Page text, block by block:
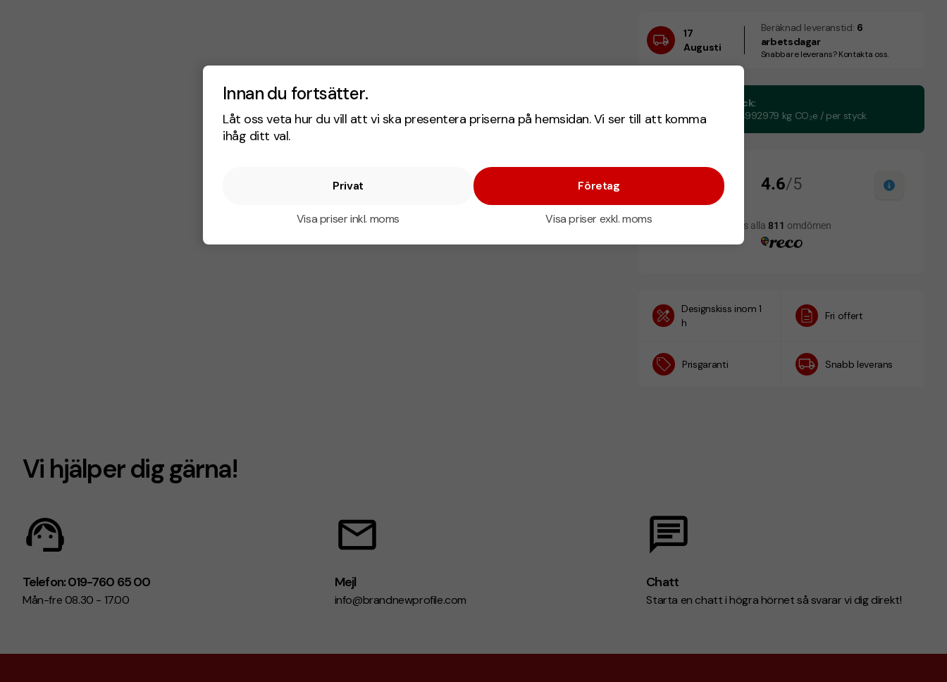
Innan du fortsätter.
Låt oss veta hur du vill att vi ska presentera priserna på hemsidan. Vi ser till att komma
ihåg ditt val.
Privat
Visa priser inkl. moms
Företag
Visa priser exkl. moms
17
Augusti
Beräknad leveranstid: 6
arbetsdagar
Snabbare leverans? Kontakta oss.
CO₂e -avtryck:
0,836274234992979 kg CO₂e / per styck
Designskiss inom 1
h
Fri offert
Prisgaranti Snabb leverans
Vi hjälper dig gärna!
Telefon: 019-760 65 00
Mån-fre 08.30 - 17.00
Mejl
info@brandnewprofile.com
Chatt
Starta en chatt i högra hörnet så svarar vi dig direkt!